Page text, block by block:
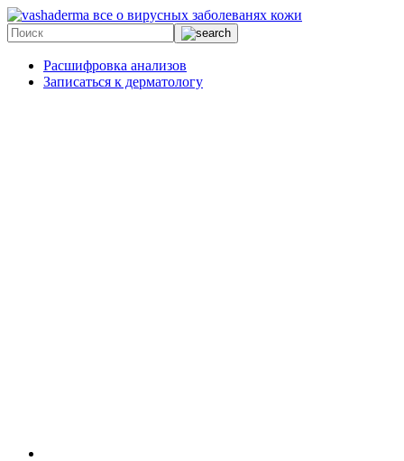
все о вирусных заболеванях кожи
Расшифровка анализов
Записаться к дерматологу